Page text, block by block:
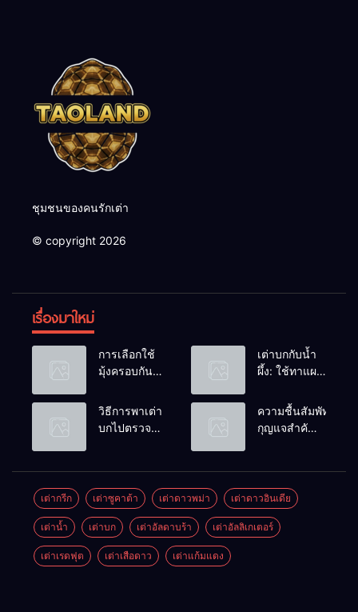
ชุมชนของคนรักเต่า
© copyright 2026
เรื่องมาใหม่
การเลือกใช้
มุ้งครอบกัน
วางไข่ในคอก
เต่า
เต่าบกกับน้ำ
ผึ้ง: ใช้ทาแผล
ดื่มได้ไหม?
วิธีการพาเต่า
บกไปตรวจ
ความชื้นสัมพัทธ์:
กุญแจสำคัญ
เต่ากรีก เต่าซูคาต้า เต่าดาวพม่า เต่าดาวอินเดีย
เต่าน้ำ เต่าบก เต่าอัลดาบร้า เต่าอัลลิเกเตอร์
เต่าเรดฟุต เต่าเสือดาว เต่าแก้มแดง